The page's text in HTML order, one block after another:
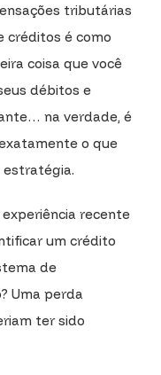
tributárias
créditos é como
coisa que você
débitos e
na verdade, é
o que
estratégia.
experiência recente
um crédito
de
Uma perda
ter sido